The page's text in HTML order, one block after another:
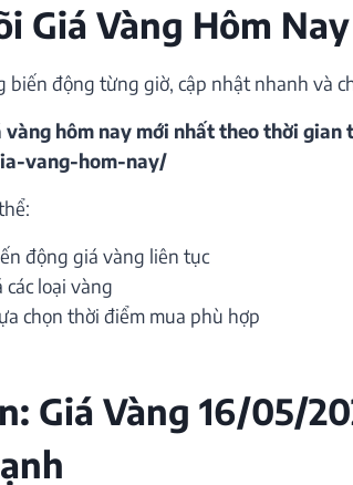
Giá Vàng Hôm
biến động từng giờ, cập nhật nhanh và
vàng hôm nay mới nhất theo thời gian
vang-hom-nay/
động giá vàng liên tục
các loại vàng
chọn thời điểm mua phù hợp
Giá Vàng 16/05/